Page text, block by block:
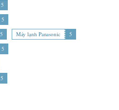
5
5
5 Máy lạnh Panasonic
5
5
5